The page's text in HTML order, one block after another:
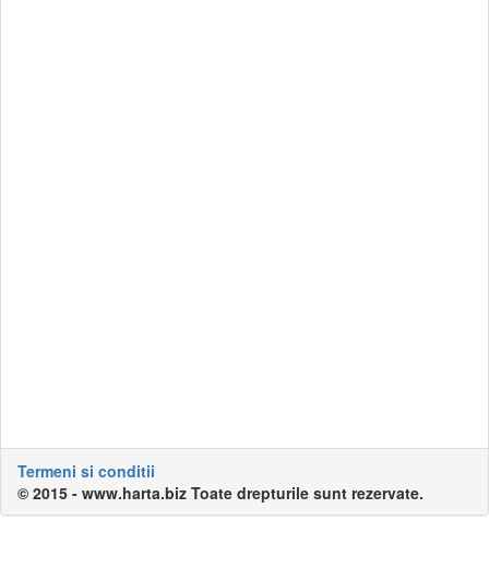
Termeni si conditii
© 2015 - www.harta.biz Toate drepturile sunt rezervate.